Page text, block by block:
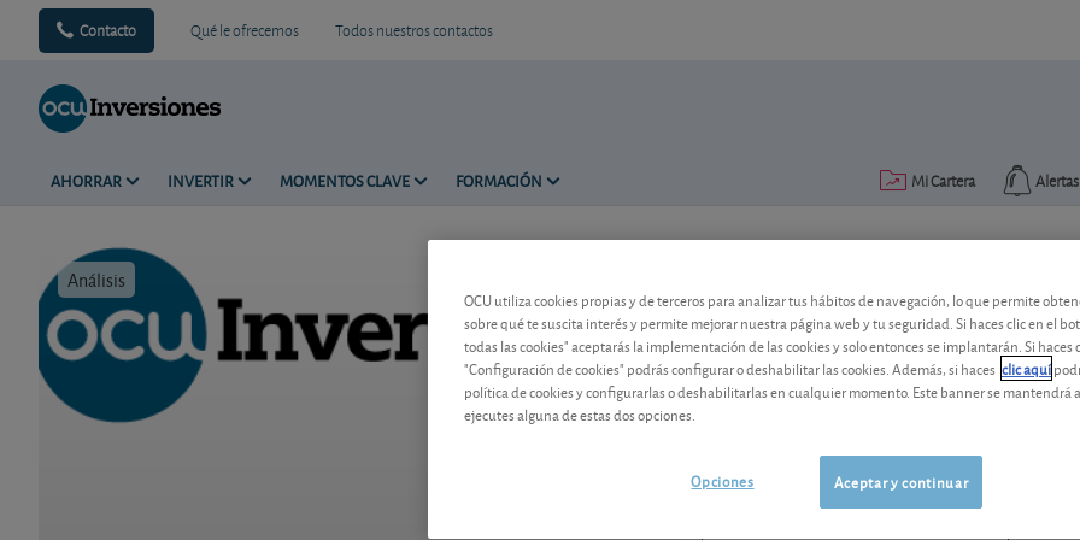
Contacto Qué le ofrecemos Todos nuestros contactos
AHORRAR INVERTIR MOMENTOS CLAVE FORMACIÓN Alertas
Mi Cartera
Análisis
Iberdrola: el exterior tira
La eléctrica Iberdrola sufre los efectos
afronta el futuro?
OCU utiliza cookies propias y de terceros para analizar tus hábitos de navegación, lo que permite
sobre qué te suscita interés y permite mejorar nuestra página web y tu seguridad. Si haces clic en el
todas las cookies" aceptarás la implementación de las cookies y solo entonces se implantarán. Si haces
"Configuración de cookies" podrás configurar o deshabilitar las cookies. Además, si haces clic aquí
política de cookies y configurarlas o deshabilitarlas en cualquier momento. Este banner se mantendrá
ejecutes alguna de estas dos opciones.
Aceptar y continuar
Opciones